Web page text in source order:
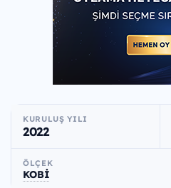
KURULUŞ YILI
2022
ÖLÇEK
KOBİ